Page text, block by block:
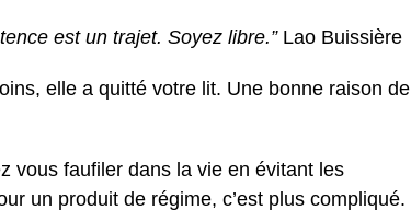
est un trajet. Soyez libre.”Lao Buissière
elle a quitté votre lit. Une bonne raison de
vous faufiler dans la vie en évitant les
un produit de régime, c’est plus compliqué.